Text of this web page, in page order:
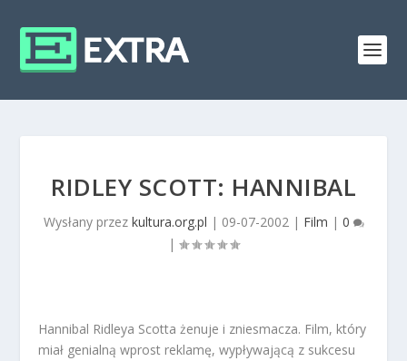
RIDLEY SCOTT: HANNIBAL
Wysłany przez kultura.org.pl | 09-07-2002| Film | 0
|
Hannibal Ridleya Scotta żenuje i zniesmacza. Film, który
miał genialną wprost reklamę, wypływającą z sukcesu